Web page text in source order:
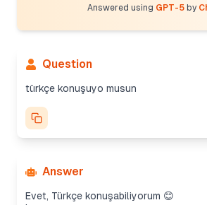
Answered using GPT-5 by
Question
türkçe konuşuyo musun
Answer
Evet, Türkçe konuşabiliyorum 😊